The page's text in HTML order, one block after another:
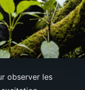
observer les